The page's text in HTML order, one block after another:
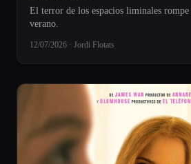
El terror de los espacios liminales rompe
verano.
12/07/2026 · Jordi Flotats